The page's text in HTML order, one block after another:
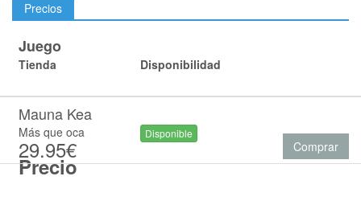
Precios
Juego
Tienda
Precio
Disponibilidad
Mauna Kea
Más que oca
29.95€
Disponible
Comprar